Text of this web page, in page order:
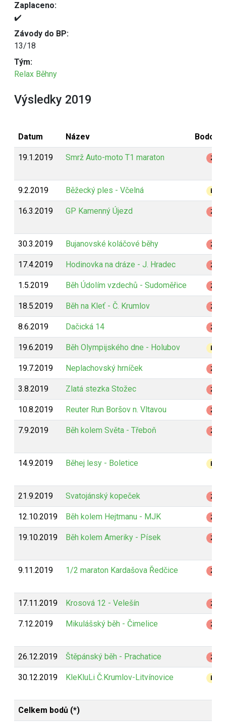
Zaplaceno:
✔️
Závody do BP:
13/18
Tým:
Relax Běhny
Výsledky 2019
Datum Název
19.1.2019 Smrž Auto-moto T1 maraton Z
9.2.2019 Běžecký ples - Včelná B
16.3.2019 GP Kamenný Újezd Z
30.3.2019 Bujanovské koláčové běhy Z
17.4.2019 Hodinovka na dráze - J. Hradec Z
1.5.2019 Běh Údolím vzdechů - Sudoměřice Z
18.5.2019 Běh na Kleť - Č. Krumlov Z
8.6.2019 Dačická 14 Z
19.6.2019 Běh Olympijského dne - Holubov B
19.7.2019 Neplachovský hrníček Z
3.8.2019 Zlatá stezka Stožec Z
10.8.2019 Reuter Run Boršov n. Vltavou Z
7.9.2019 Běh kolem Světa - Třeboň Z
14.9.2019 Běhej lesy - Boletice B
21.9.2019 Svatojánský kopeček Z
12.10.2019 Běh kolem Hejtmanu - MJK Z
19.10.2019 Běh kolem Ameriky - Písek Z
9.11.2019 1/2 maraton Kardašova Ředčice Z
17.11.2019 Krosová 12 - Velešín Z
7.12.2019 Mikulášský běh - Čimelice Z
26.12.2019 Štěpánský běh - Prachatice Z
30.12.2019 KleKluLi Č.Krumlov-Litvínovice B
Celkem bodů (*)